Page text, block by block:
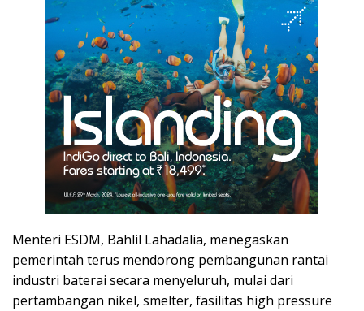
Menteri ESDM, Bahlil Lahadalia, menegaskan
pemerintah terus mendorong pembangunan rantai
industri baterai secara menyeluruh, mulai dari
pertambangan nikel, smelter, fasilitas high pressure